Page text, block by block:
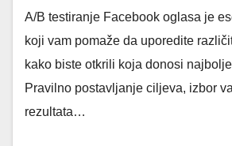
A/B testiranje Facebook oglasa je
koji vam pomaže da uporedite
kako biste otkrili koja donosi
Pravilno postavljanje ciljeva, izbor
rezultata…